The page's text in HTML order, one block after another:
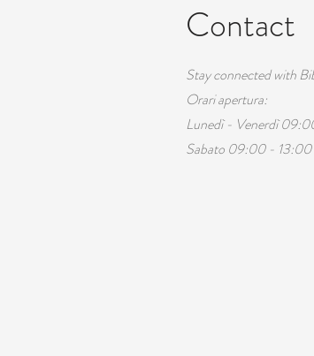
Contact
Stay connected with
Orari apertura:
Lunedì - Venerdì
Sabato 09:00 - 13:00